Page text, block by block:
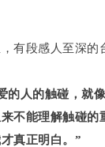
有段感人至深的
的人的触碰，就
不能理解触碰的
真正明白。”